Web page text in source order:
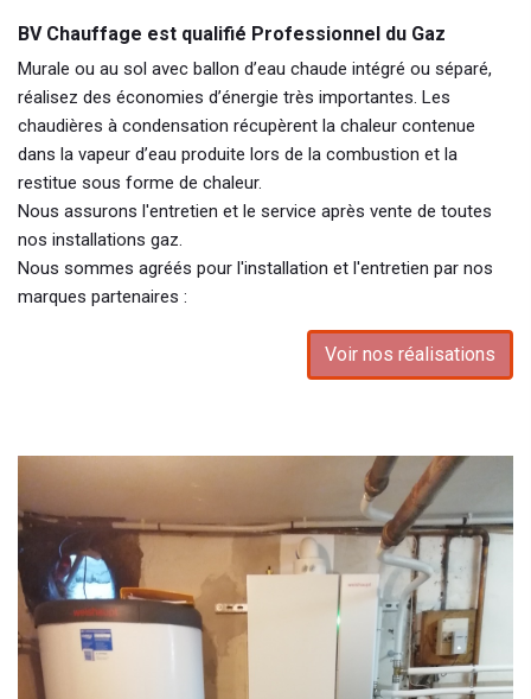
BV Chauffage est qualifié Professionnel du Gaz
Murale ou au sol avec ballon d’eau chaude intégré ou séparé,
réalisez des économies d’énergie très importantes. Les
chaudières à condensation récupèrent la chaleur contenue
dans la vapeur d’eau produite lors de la combustion et la
restitue sous forme de chaleur.
Nous assurons l'entretien et le service après vente de toutes
nos installations gaz.
Nous sommes agréés pour l'installation et l'entretien par nos
marques partenaires :
Voir nos réalisations